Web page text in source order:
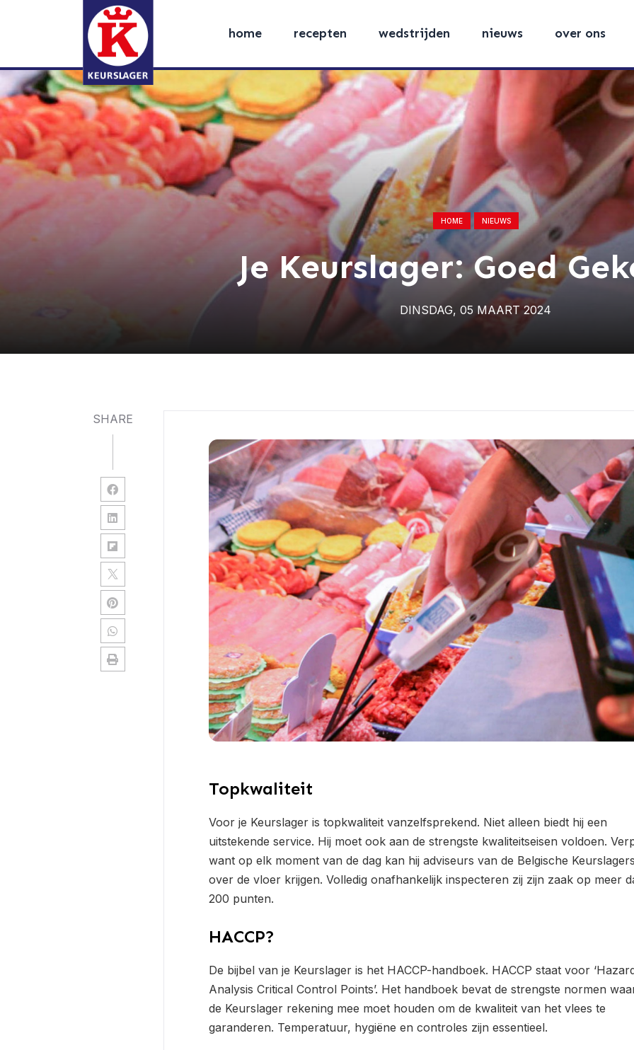
home recepten wedstrijden nieuws over ons
HOME NIEUWS
Je Keurslager: Goed
DINSDAG, 05 MAART 2024
SHARE
Topkwaliteit
Voor je Keurslager is topkwaliteit vanzelfsprekend. Niet alleen biedt hij een
uitstekende service. Hij moet ook aan de strengste kwaliteitseisen voldoen.
want op elk moment van de dag kan hij adviseurs van de Belgische Keurslagers
over de vloer krijgen. Volledig onafhankelijk inspecteren zij zijn zaak op meer
200 punten.
HACCP?
De bijbel van je Keurslager is het HACCP-handboek. HACCP staat voor
Analysis Critical Control Points’. Het handboek bevat de strengste normen
de Keurslager rekening mee moet houden om de kwaliteit van het vlees te
garanderen. Temperatuur, hygiëne en controles zijn essentieel.